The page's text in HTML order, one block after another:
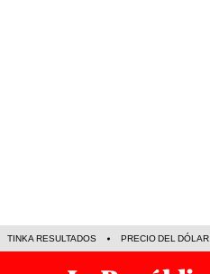
TINKA RESULTADOS PRECIO DEL DÓLAR